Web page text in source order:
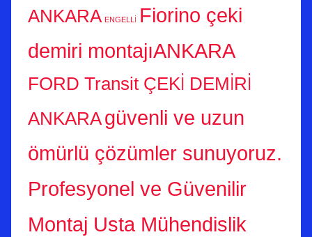
ANKARA ENGELLİ
Fiorino çeki
demiri montajıANKARA
FORD Transit ÇEKİ DEMİRİ
ANKARAgüvenli ve uzun
ömürlü çözümler sunuyoruz.
Profesyonel ve Güvenilir
Montaj Usta Mühendislik